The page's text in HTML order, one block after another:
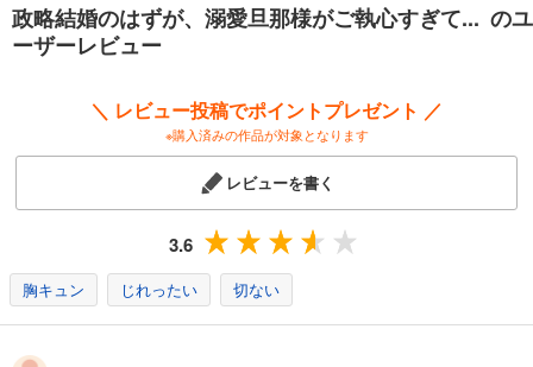
政略結婚のはずが、溺愛旦那様がご執心すぎて離婚を許してくれません【分冊版】13話
あらすじを表示する
円 (税込)
あらすじを表示する
政略結婚のはずが、溺愛旦那様がご執心すぎて... のユ
ーザーレビュー
＼ レビュー投稿でポイントプレゼント ／
※購入済みの作品が対象となります
レビューを書く
3.6
胸キュン じれったい 切ない